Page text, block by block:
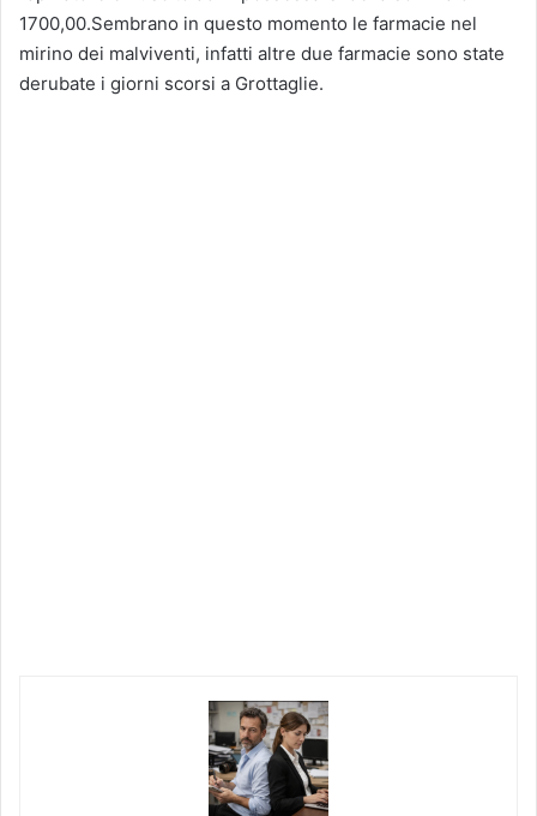
1700,00.Sembrano in questo momento le farmacie nel
mirino dei malviventi, infatti altre due farmacie sono state
derubate i giorni scorsi a Grottaglie.